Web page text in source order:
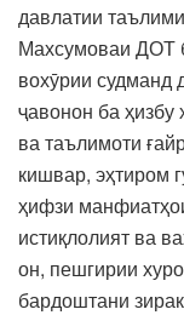
давлатии
Махсумоваи ДОТ
вохӯрии
ҷавонон ба ҳизбу
ва таълимоти
кишвар, эҳтиром
ҳифзи
истиқлолият ва
он, пешгирии
бардоштани